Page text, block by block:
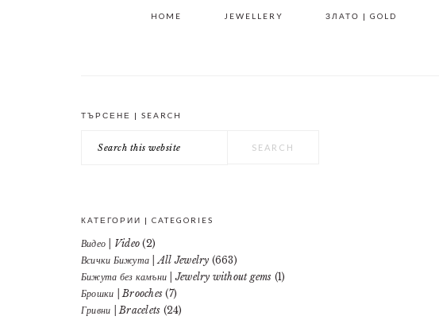
HOME JEWELLERY ЗЛАТО | GOLD
PRIMARY
SIDEBAR
ТЪРСЕНЕ | SEARCH
this
КАТЕГОРИИ | CATEGORIES
Видео | Video (2)
Всички Бижута | All Jewelry (663)
Бижута без камъни | Jewelry without gems (1)
Брошки | Brooches (7)
Гривни | Bracelets (24)